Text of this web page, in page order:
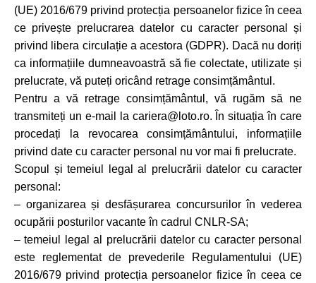
(UE) 2016/679 privind protecția persoanelor fizice în ceea
ce privește prelucrarea datelor cu caracter personal și
privind libera circulație a acestora (GDPR). Dacă nu doriți
ca informațiile dumneavoastră să fie colectate, utilizate și
prelucrate, vă puteți oricând retrage consimțământul.
Pentru a vă retrage consimțământul, vă rugăm să ne
transmiteți un e-mail la cariera@loto.ro. În situația în care
procedați la revocarea consimțământului, informațiile
privind date cu caracter personal nu vor mai fi prelucrate.
Scopul și temeiul legal al prelucrării datelor cu caracter
personal:
– organizarea și desfășurarea concursurilor în vederea
ocupării posturilor vacante în cadrul CNLR-SA;
– temeiul legal al prelucrării datelor cu caracter personal
este reglementat de prevederile Regulamentului (UE)
2016/679 privind protecția persoanelor fizice în ceea ce